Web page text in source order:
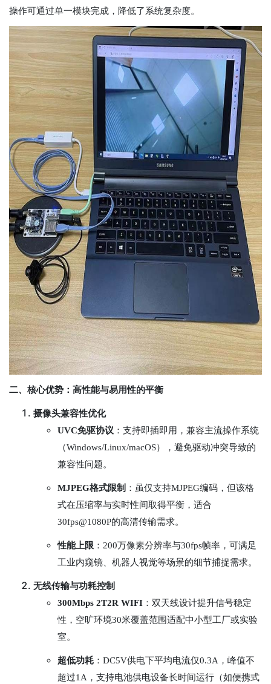
操作可通过单一模块完成，降低了系统复杂度。
二、核心优势：高性能与易用性的平衡
摄像头兼容性优化
UVC免驱协议 ：支持即插即用，兼容主流操作系统
（Windows/Linux/macOS），避免驱动冲突导致的
兼容性问题。
MJPEG格式限制 ：虽仅支持MJPEG编码，但该格
式在压缩率与实时性间取得平衡，适合
30fps@1080P的高清传输需求。
性能上限 ：200万像素分辨率与30fps帧率，可满足
工业内窥镜、机器人视觉等场景的细节捕捉需求。
无线传输与功耗控制
300Mbps 2T2R WIFI ：双天线设计提升信号稳定
性，空旷环境30米覆盖范围适配中小型工厂或实验
室。
超低功耗 ：DC5V供电下平均电流仅0.3A，峰值不
超过1A，支持电池供电设备长时间运行（如便携式